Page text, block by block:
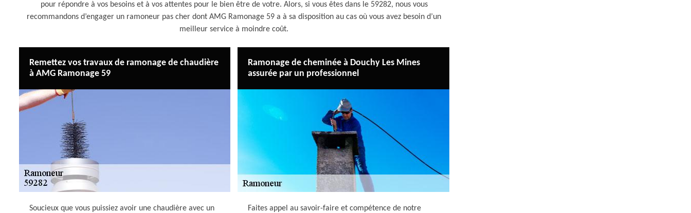
pour répondre à vos besoins et à vos attentes pour le bien être de votre. Alors, si vous êtes dans le 59282, nous vous
recommandons d’engager un ramoneur pas cher dont AMG Ramonage 59 a à sa disposition au cas où vous avez besoin d’un
meilleur service à moindre coût.
Remettez vos travaux de ramonage de chaudière
à AMG Ramonage 59
Soucieux que vous puissiez avoir une chaudière avec un
Ramonage de cheminée à Douchy Les Mines
assurée par un professionnel
Faites appel au savoir-faire et compétence de notre